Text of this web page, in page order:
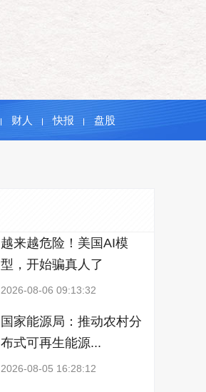
财人 快报 盘股
越来越危险！美国AI模
型，开始骗真人了
2026-08-06 09:13:32
国家能源局：推动农村分
布式可再生能源...
2026-08-05 16:28:12